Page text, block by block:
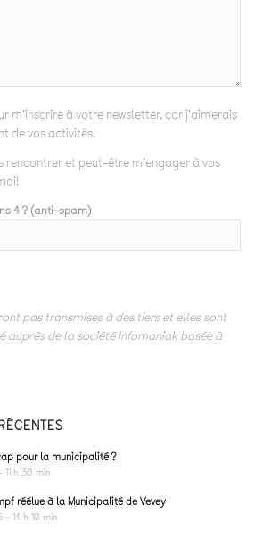
m'inscrire à votre newsletter, car j'aimerais
de vos activités.
rencontrer et peut-être m'engager à vos
4 ? (anti-spam)
pas transmises à des tiers et elles sont
auprès de la société Infomaniak basée à
pour la municipalité ?
h 30 min
réélue à la Municipalité de Vevey
14 h 10 min